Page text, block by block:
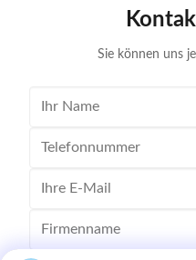
ultrasonic cleaning of
Sie können uns